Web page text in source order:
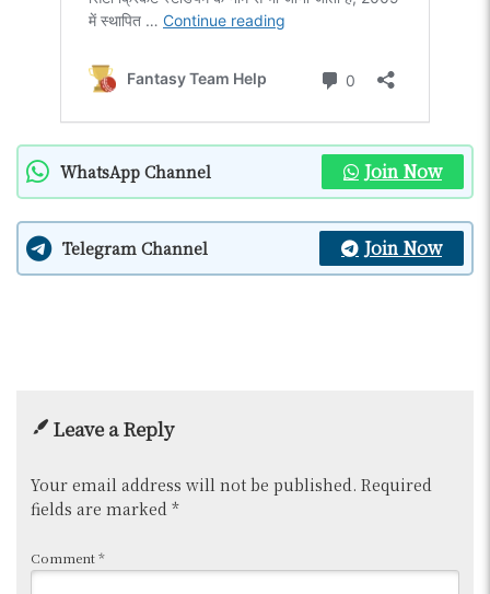
WhatsApp Channel Join Now
Telegram Channel Join Now
Leave a Reply
Your email address will not be published. Required
fields are marked *
Comment*